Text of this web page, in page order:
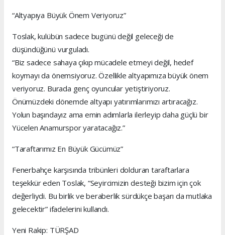
“Altyapıya Büyük Önem Veriyoruz”
Toslak, kulübün sadece bugünü değil geleceği de
düşündüğünü vurguladı.
“Biz sadece sahaya çıkıp mücadele etmeyi değil, hedef
koymayı da önemsiyoruz. Özellikle altyapımıza büyük önem
veriyoruz. Burada genç oyuncular yetiştiriyoruz.
Önümüzdeki dönemde altyapı yatırımlarımızı artıracağız.
Yolun başındayız ama emin adımlarla ilerleyip daha güçlü bir
Yücelen Anamurspor yaratacağız.”
“Taraftarımız En Büyük Gücümüz”
Fenerbahçe karşısında tribünleri dolduran taraftarlara
teşekkür eden Toslak, “Seyircimizin desteği bizim için çok
değerliydi. Bu birlik ve beraberlik sürdükçe başarı da mutlaka
gelecektir” ifadelerini kullandı.
Yeni Rakip: TÜRŞAD